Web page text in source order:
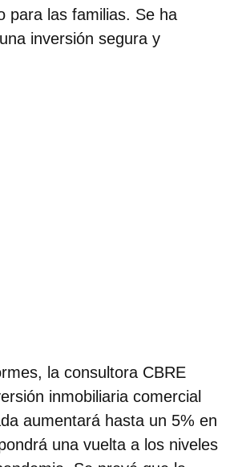
para las familias. Se ha
inversión segura y
la consultora CBRE
inmobiliaria comercial
aumentará hasta un 5% en
una vuelta a los niveles